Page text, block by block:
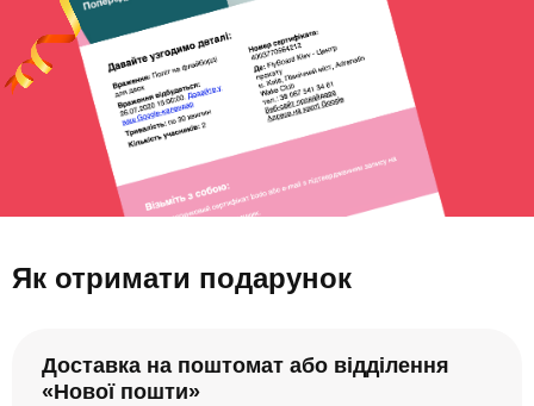
Як отримати подарунок
Доставка на поштомат або відділення
«Нової пошти»